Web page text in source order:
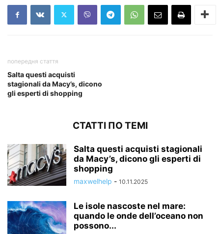
попередня стаття
Salta questi acquisti
stagionali da Macy’s, dicono
gli esperti di shopping
СТАТТІ ПО ТЕМІ
Salta questi acquisti stagionali
da Macy’s, dicono gli esperti di
shopping
maxwelhelp - 10.11.2025
Le isole nascoste nel mare:
quando le onde dell’oceano non
possono...